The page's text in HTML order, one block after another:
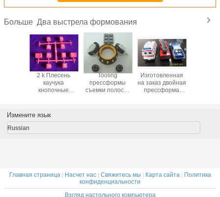
Больше Два выстрела формования
2 k Плесень
каучука
кнопочные
Молдинг
Overmold
Tooling
прессформы
съемки полости
одиночный с
OEM
Изготовленная
на заказ двойная
прессформа
съемок для
ODM OEM
Измените язык
Russian
Главная страница| Насчет нас| Свяжитесь мы | Карта сайта| Политика
конфиденциальности
Взгляд настольного компьютера